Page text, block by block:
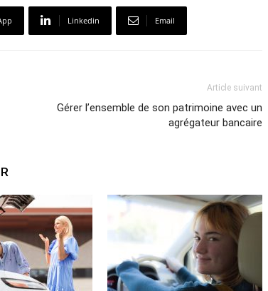
Linkedin Email
Article suivant
Gérer l’ensemble de son patrimoine avec un
agrégateur bancaire